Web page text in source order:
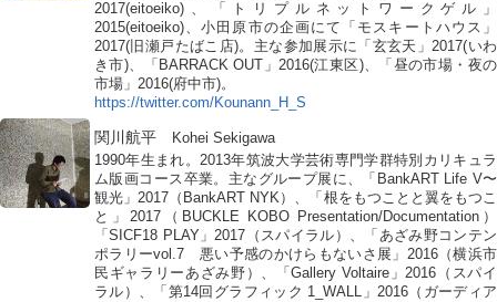
2017(eitoeiko)、「トリプルネットワークゲル」
2015(eitoeiko)、小田原市の企画にて「モスキートハウス」
2017(旧瀬戸たばこ店)。主な参加展示に「玄玄天」2017(いわ
き市)、「BARRACK OUT」2016(江東区)、「昼の市場・夜の
市場」2016(府中市)。
https://twitter.com/Kounann_H_S
関川航平
Kohei Sekigawa
1990年生まれ。2013年筑波大学芸術専門学群特別カリキュラ
ム版画コース卒業。主なグループ展に、「BankART Life V〜
観光」2017（BankART NYK）、「根をもつことと翼をもつこ
と」2017（BUCKLE KOBO Presentation/Documentation）
「SICF18 PLAY」2017（スパイラル）、「あざみ野コンテン
ポラリーvol.7 悪い予感のかけらもないさ展」2016（横浜市
民ギャラリーあざみ野）、「Gallery Voltaire」2016（スパイ
ラル）、「第14回グラフィック 1_WALL」2016（ガーディア